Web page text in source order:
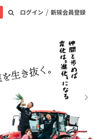
ログイン / 新規会員登録